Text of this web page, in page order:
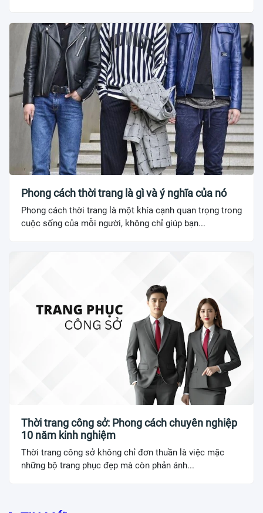
Phong cách thời trang là gì và ý nghĩa của nó
Phong cách thời trang là một khía cạnh quan trọng trong
cuộc sống của mỗi người, không chỉ giúp bạn...
Thời trang công sở: Phong cách chuyên nghiệp
10 năm kinh nghiệm
Thời trang công sở không chỉ đơn thuần là việc mặc
những bộ trang phục đẹp mà còn phản ánh...